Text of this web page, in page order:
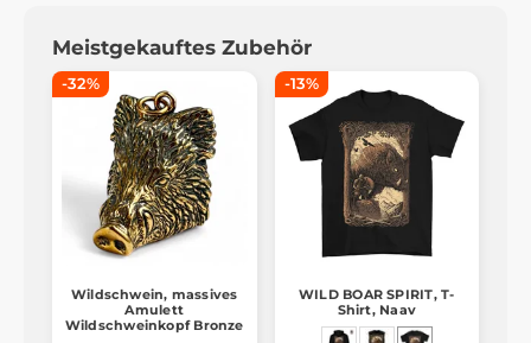
Meistgekauftes Zubehör
-32%
Wildschwein, massives
Amulett
Wildschweinkopf Bronze
-13%
WILD BOAR SPIRIT, T-
Shirt, Naav